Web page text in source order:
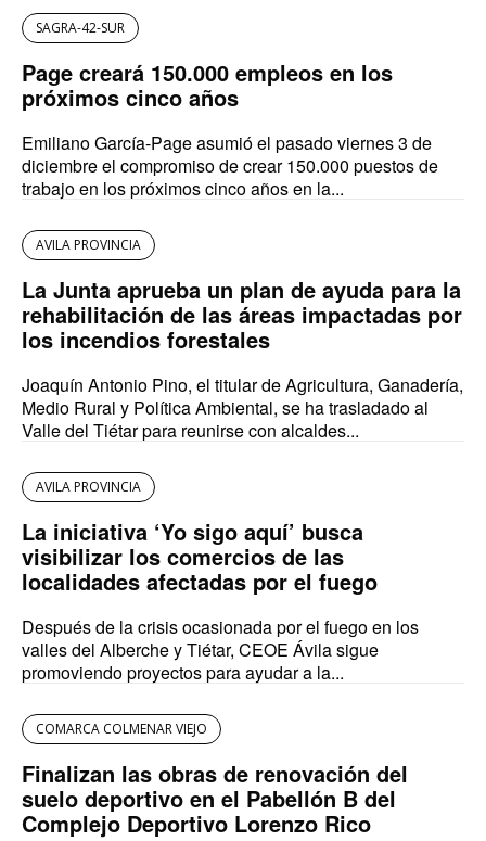
SAGRA-42-SUR
Page creará 150.000 empleos en los
próximos cinco años
Emiliano García-Page asumió el pasado viernes 3 de
diciembre el compromiso de crear 150.000 puestos de
trabajo en los próximos cinco años en la...
AVILA PROVINCIA
La Junta aprueba un plan de ayuda para la
rehabilitación de las áreas impactadas por
los incendios forestales
Joaquín Antonio Pino, el titular de Agricultura, Ganadería,
Medio Rural y Política Ambiental, se ha trasladado al
Valle del Tiétar para reunirse con alcaldes...
AVILA PROVINCIA
La iniciativa ‘Yo sigo aquí’ busca
visibilizar los comercios de las
localidades afectadas por el fuego
Después de la crisis ocasionada por el fuego en los
valles del Alberche y Tiétar, CEOE Ávila sigue
promoviendo proyectos para ayudar a la...
COMARCA COLMENAR VIEJO
Finalizan las obras de renovación del
suelo deportivo en el Pabellón B del
Complejo Deportivo Lorenzo Rico